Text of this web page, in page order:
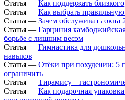
Статья — Как поддержать
Статья — Как выбрать
Статья — Зачем обслуживать окна
Статья — Гарциния
борьбе с лишним весом
Статья — Гимнастика для
навыков
Статья — Отёки при похудении: 5
ограничить
Статья — Тирамису –
Статья — Как подарочная упаковка